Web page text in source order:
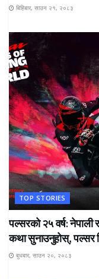
बिहिबार, साउन २१, २०८३
TOP STORIES
पल्सरको २५ वर्ष: नेपाली
कथा सुनाउनुहोस्, पल्सर
बुधबार, साउन २०, २०८३